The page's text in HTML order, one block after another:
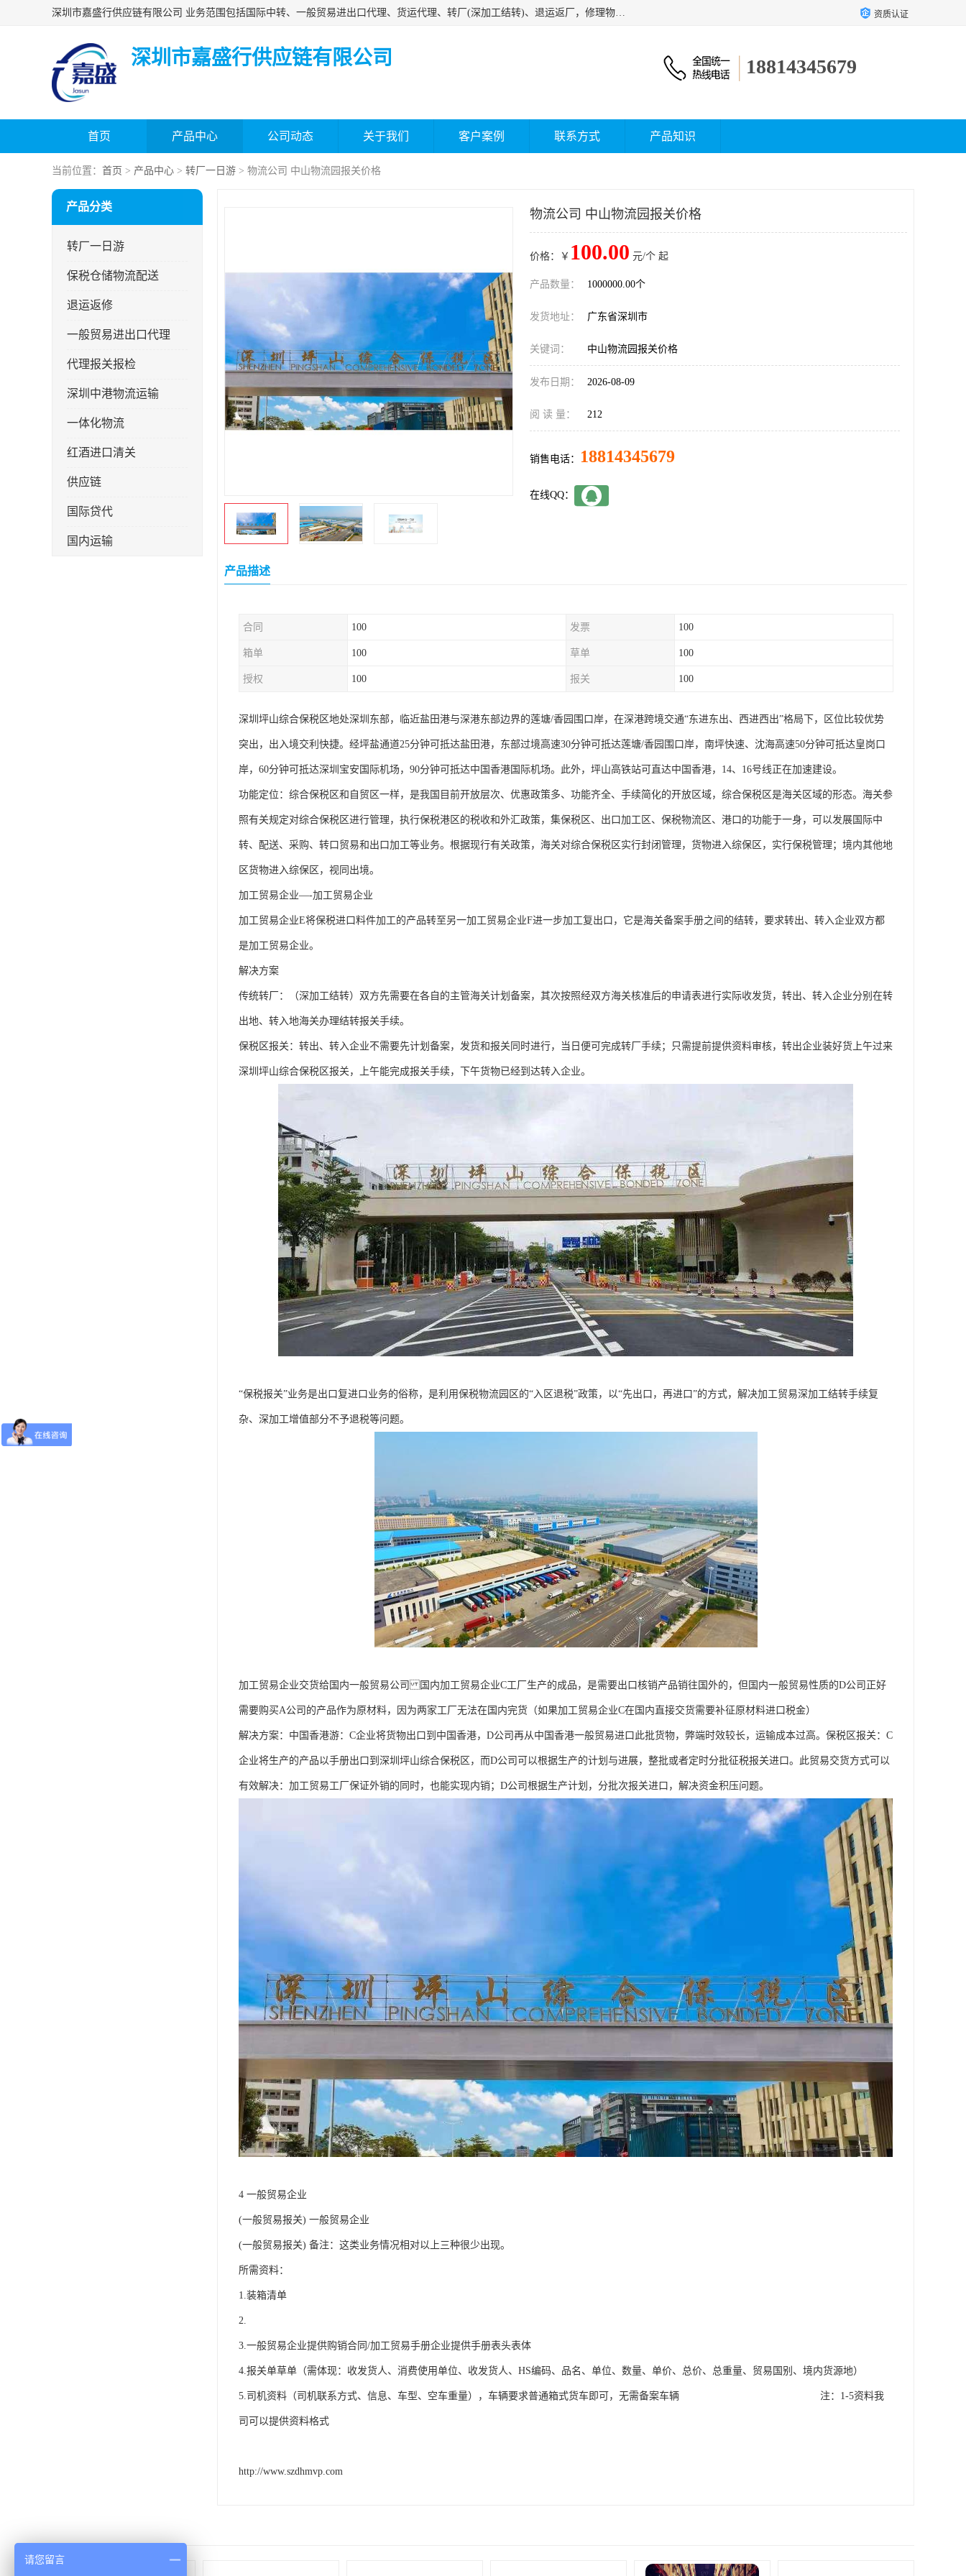
深圳市嘉盛行供应链有限公司 业务范围包括国际中转、一般贸易进出口代理、货运代理、转厂(深加工结转)、退运返厂，修理物品、直接退运、简单加工、更换包装、食品化妆品贴标进口、通关保税仓储，保税生产加工，香港仓库、中港运输专拼货运等服务 资质认证
深圳市嘉盛行供应链有限公司 18814345679
首页 产品中心 公司动态 关于我们 客户案例 联系方式 产品知识
当前位置： 首页 > 产品中心 > 转厂一日游 > 物流公司 中山物流园报关价格
产品分类
转厂一日游
保税仓储物流配送
退运返修
一般贸易进出口代理
代理报关报检
深圳中港物流运输
一体化物流
红酒进口清关
供应链
国际贷代
国内运输
物流公司 中山物流园报关价格
价格：￥ 100.00 元/个 起
产品数量： 1000000.00个
发货地址： 广东省深圳市
关键词： 中山物流园报关价格
发布日期： 2026-08-09
阅 读 量： 212
销售电话： 18814345679
在线QQ：
产品描述
合同 100 发票 100
箱单 100 草单 100
授权 100 报关 100
深圳坪山综合保税区地处深圳东部，临近盐田港与深港东部边界的莲塘/香园围口岸，在深港跨境交通“东进东出、西进西出”格局下，区位比较优势
突出，出入境交利快捷。经坪盐通道25分钟可抵达盐田港，东部过境高速30分钟可抵达莲塘/香园围口岸，南坪快速、沈海高速50分钟可抵达皇岗口
岸，60分钟可抵达深圳宝安国际机场，90分钟可抵达中国香港国际机场。此外，坪山高铁站可直达中国香港，14、16号线正在加速建设。
功能定位：综合保税区和自贸区一样，是我国目前开放层次、优惠政策多、功能齐全、手续简化的开放区域，综合保税区是海关区域的形态。海关参
照有关规定对综合保税区进行管理，执行保税港区的税收和外汇政策，集保税区、出口加工区、保税物流区、港口的功能于一身，可以发展国际中
转、配送、采购、转口贸易和出口加工等业务。根据现行有关政策，海关对综合保税区实行封闭管理，货物进入综保区，实行保税管理；境内其他地
区货物进入综保区，视同出境。
加工贸易企业—-加工贸易企业
加工贸易企业E将保税进口料件加工的产品转至另一加工贸易企业F进一步加工复出口，它是海关备案手册之间的结转，要求转出、转入企业双方都
是加工贸易企业。
解决方案
传统转厂：（深加工结转）双方先需要在各自的主管海关计划备案，其次按照经双方海关核准后的申请表进行实际收发货，转出、转入企业分别在转
出地、转入地海关办理结转报关手续。
保税区报关：转出、转入企业不需要先计划备案，发货和报关同时进行，当日便可完成转厂手续；只需提前提供资料审核，转出企业装好货上午过来
深圳坪山综合保税区报关，上午能完成报关手续，下午货物已经到达转入企业。
“保税报关”业务是出口复进口业务的俗称，是利用保税物流园区的“入区退税”政策，以“先出口，再进口”的方式，解决加工贸易深加工结转手续复
杂、深加工增值部分不予退税等问题。
加工贸易企业交货给国内一般贸易公司 国内加工贸易企业C工厂生产的成品，是需要出口核销产品销往国外的，但国内一般贸易性质的D公司正好
需要购买A公司的产品作为原材料，因为两家工厂无法在国内完货（如果加工贸易企业C在国内直接交货需要补征原材料进口税金）
解决方案：中国香港游：C企业将货物出口到中国香港，D公司再从中国香港一般贸易进口此批货物，弊端时效较长，运输成本过高。保税区报关：C
企业将生产的产品以手册出口到深圳坪山综合保税区，而D公司可以根据生产的计划与进展，整批或者定时分批征税报关进口。此贸易交货方式可以
有效解决：加工贸易工厂保证外销的同时，也能实现内销；D公司根据生产计划，分批次报关进口，解决资金积压问题。
4 一般贸易企业
(一般贸易报关) 一般贸易企业
(一般贸易报关) 备注：这类业务情况相对以上三种很少出现。
所需资料：
1.装箱清单
2.
3.一般贸易企业提供购销合同/加工贸易手册企业提供手册表头表体
4.报关单草单（需体现：收发货人、消费使用单位、收发货人、HS编码、品名、单位、数量、单价、总价、总重量、贸易国别、境内货源地）
5.司机资料（司机联系方式、信息、车型、空车重量），车辆要求普通箱式货车即可，无需备案车辆 注：1-5资料我
司可以提供资料格式
http://www.szdhmvp.com
请您留言